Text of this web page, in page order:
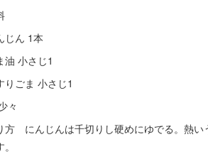
じん 1本
油 小さじ1
りごま 小さじ1
々
方 にんじんは千切りし硬めにゆでる。熱い